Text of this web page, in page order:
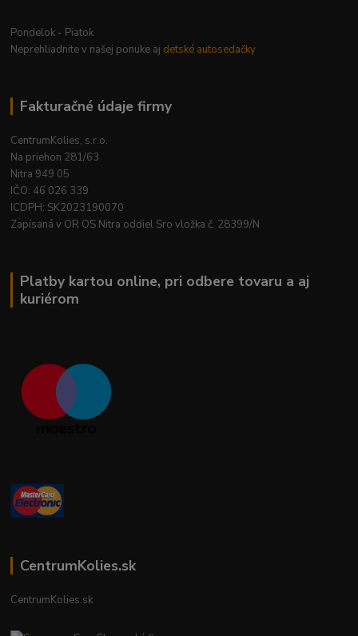
Pondelok - Piatok
Neprehliadnite v našej ponuke aj detské autosedačky
Fakturačné údaje firmy
CentrumKolies, s.r.o.
Na priehon 281/63
Nitra 949 05
IČO: 46 026 339
ICDPH: SK2023190070
Zapísaná v OR OS Nitra oddiel Sro vložka č. 28399/N
Platby kartou online, pri odbere tovaru a aj
kuriérom
CentrumKolies.sk
CentrumKolies.sk